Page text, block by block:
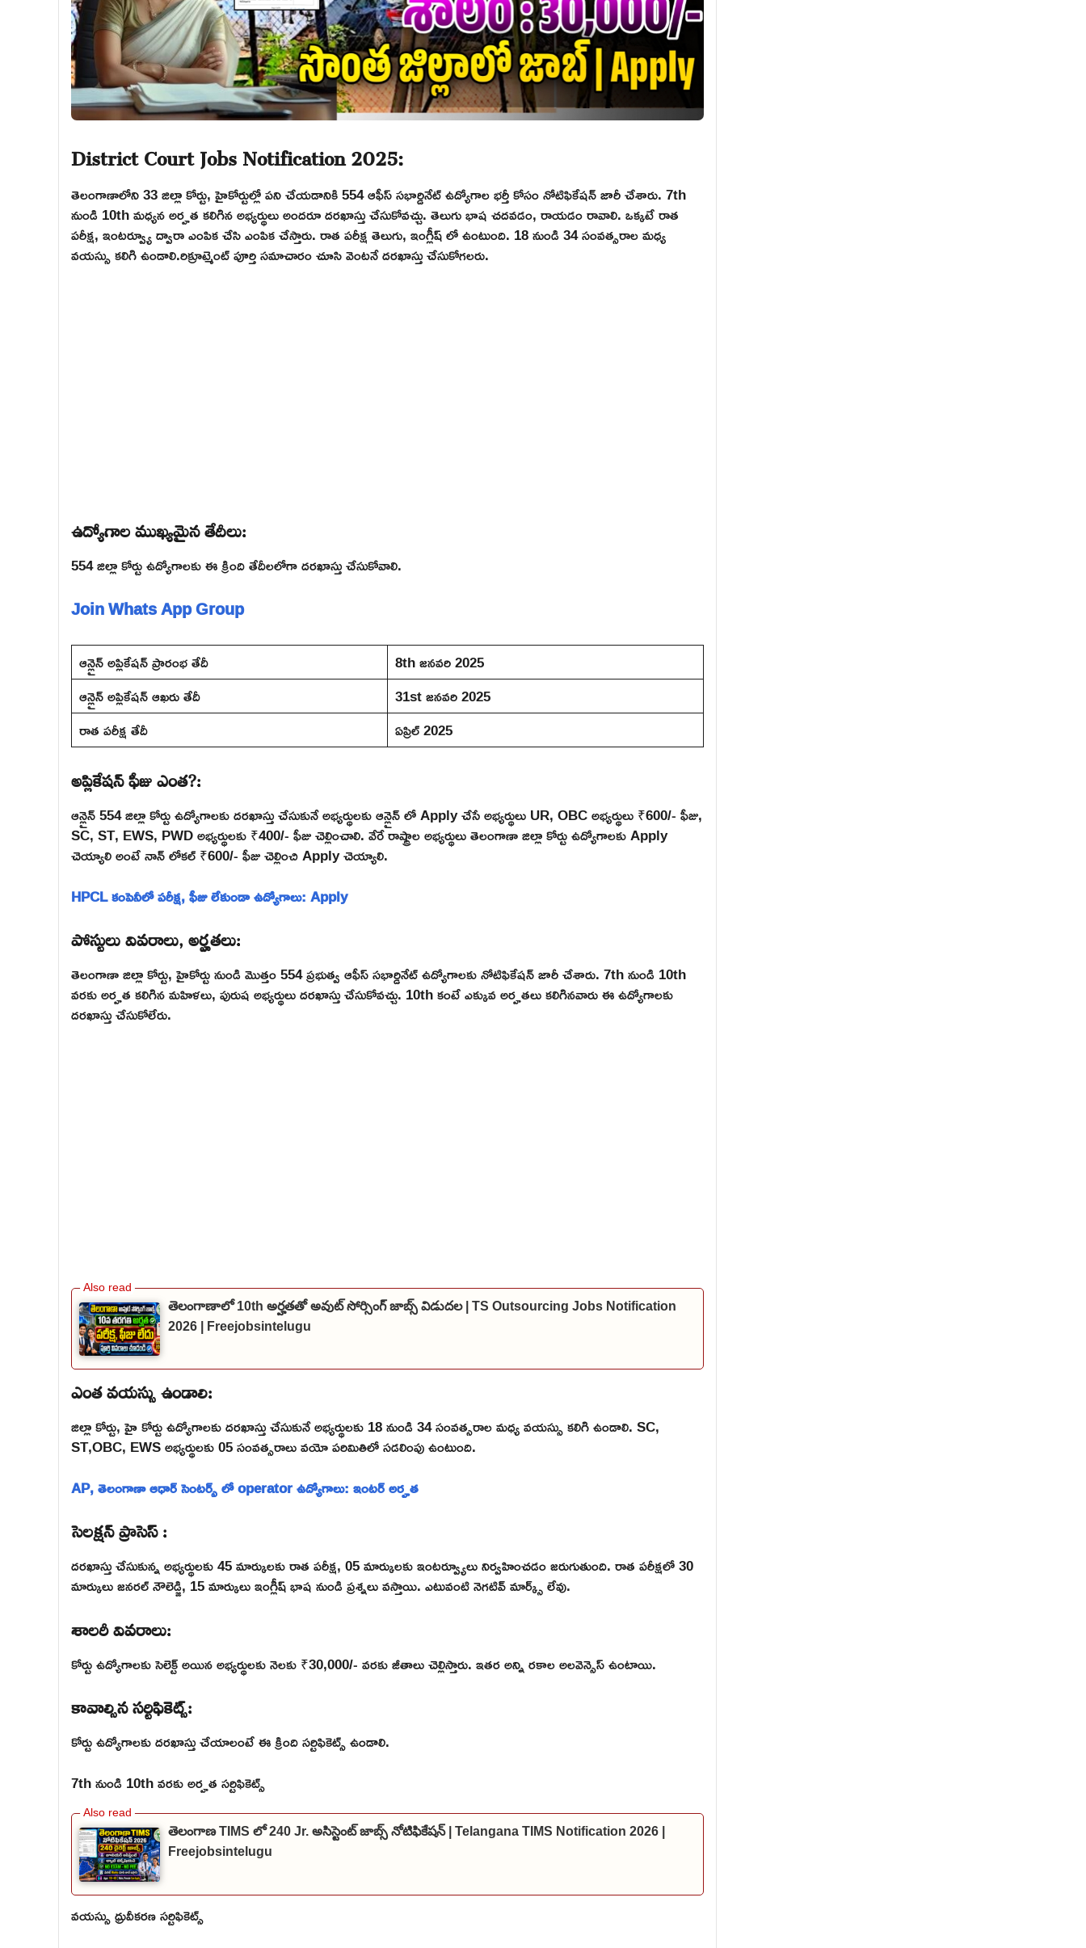
District Court Jobs Notification 2025:
తెలంగాణాలోని 33 జిల్లా కోర్టు, హైకోర్టుల్లో పని చేయడానికి 554 ఆఫీస్ సభార్డినేట్ ఉద్యోగాల భర్తీ కోసం నోటిఫికేషన్ జారీ చేశారు. 7th
నుండి 10th మధ్యన అర్హత కలిగిన అభ్యర్థులు అందరూ దరఖాస్తు చేసుకోవచ్చు. తెలుగు భాష చదవడం, రాయడం రావాలి. ఒక్కటే రాత
పరీక్ష, ఇంటర్వ్యూ ద్వారా ఎంపిక చేసి ఎంపిక చేస్తారు. రాత పరీక్ష తెలుగు, ఇంగ్లీష్ లో ఉంటుంది. 18 నుండి 34 సంవత్సరాల మధ్య
వయస్సు కలిగి ఉండాలి.రిక్రూట్మెంట్ పూర్తి సమాచారం చూసి వెంటనే దరఖాస్తు చేసుకోగలరు.
ఉద్యోగాల ముఖ్యమైన తేదీలు:
554 జిల్లా కోర్టు ఉద్యోగాలకు ఈ క్రింది తేదీలలోగా దరఖాస్తు చేసుకోవాలి.
Join Whats App Group
ఆన్లైన్ అప్లికేషన్ ప్రారంభ తేదీ
8th జనవరి 2025
ఆన్లైన్ అప్లికేషన్ ఆఖరు తేదీ
31st జనవరి 2025
రాత పరీక్ష తేదీ
ఏప్రిల్ 2025
అప్లికేషన్ ఫీజు ఎంత?:
ఆన్లైన్ 554 జిల్లా కోర్టు ఉద్యోగాలకు దరఖాస్తు చేసుకునే అభ్యర్థులకు ఆన్లైన్ లో Apply చేసే అభ్యర్థులు UR, OBC అభ్యర్థులు ₹600/- ఫీజు,
SC, ST, EWS, PWD అభ్యర్థులకు ₹400/- ఫీజు చెల్లించాలి. వేరే రాష్ట్రాల అభ్యర్థులు తెలంగాణా జిల్లా కోర్టు ఉద్యోగాలకు Apply
చెయ్యాలి అంటే నాన్ లోకల్ ₹600/- ఫీజు చెల్లించి Apply చెయ్యాలి.
HPCL కంపెనీలో పరీక్ష, ఫీజు లేకుండా ఉద్యోగాలు: Apply
పోస్టులు వివరాలు, అర్హతలు:
తెలంగాణా జిల్లా కోర్టు, హైకోర్టు నుండి మొత్తం 554 ప్రభుత్వ ఆఫీస్ సభార్డినేట్ ఉద్యోగాలకు నోటిఫికేషన్ జారీ చేశారు. 7th నుండి 10th
వరకు అర్హత కలిగిన మహిళలు, పురుష అభ్యర్థులు దరఖాస్తు చేసుకోవచ్చు. 10th కంటే ఎక్కువ అర్హతలు కలిగినవారు ఈ ఉద్యోగాలకు
దరఖాస్తు చేసుకోలేరు.
తెలంగాణాలో 10th అర్హతతో అవుట్ సోర్సింగ్ జాబ్స్ విడుదల | TS Outsourcing Jobs Notification
2026 | Freejobsintelugu
ఎంత వయస్సు ఉండాలి:
జిల్లా కోర్టు, హై కోర్టు ఉద్యోగాలకు దరఖాస్తు చేసుకునే అభ్యర్థులకు 18 నుండి 34 సంవత్సరాల మధ్య వయస్సు కలిగి ఉండాలి. SC,
ST,OBC, EWS అభ్యర్థులకు 05 సంవత్సరాలు వయో పరిమితిలో సడలింపు ఉంటుంది.
AP, తెలంగాణా ఆధార్ సెంటర్స్ లో operator ఉద్యోగాలు: ఇంటర్ అర్హత
సెలక్షన్ ప్రాసెస్ :
దరఖాస్తు చేసుకున్న అభ్యర్థులకు 45 మార్కులకు రాత పరీక్ష, 05 మార్కులకు ఇంటర్వ్యూలు నిర్వహించడం జరుగుతుంది. రాత పరీక్షలో 30
మార్కులు జనరల్ నౌలెడ్జి, 15 మార్కులు ఇంగ్లీష్ భాష నుండి ప్రశ్నలు వస్తాయి. ఎటువంటి నెగటివ్ మార్క్స్ లేవు.
శాలరీ వివరాలు:
కోర్టు ఉద్యోగాలకు సెలెక్ట్ అయిన అభ్యర్థులకు నెలకు ₹30,000/- వరకు జీతాలు చెల్లిస్తారు. ఇతర అన్ని రకాల అలవెన్సెస్ ఉంటాయి.
కావాల్సిన సర్టిఫికెట్స్:
కోర్టు ఉద్యోగాలకు దరఖాస్తు చేయాలంటే ఈ క్రింది సర్టిఫికెట్స్ ఉండాలి.
7th నుండి 10th వరకు అర్హత సర్టిఫికెట్స్
తెలంగాణ TIMS లో 240 Jr. అసిస్టెంట్ జాబ్స్ నోటిఫికేషన్ | Telangana TIMS Notification 2026 |
Freejobsintelugu
వయస్సు ధ్రువీకరణ సర్టిఫికెట్స్